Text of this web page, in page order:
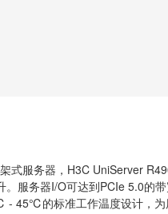
式服务器，H3C UniServer
。服务器I/O可达到PCIe 5.0的
45℃的标准工作温度设计，为